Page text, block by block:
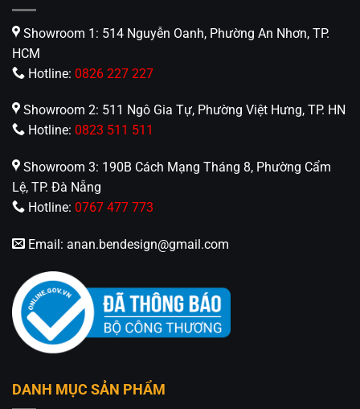
Showroom 1: 514 Nguyễn Oanh, Phường An Nhơn, TP.
HCM
Hotline: 0826 227 227
Showroom 2: 511 Ngô Gia Tự, Phường Việt Hưng, TP. HN
Hotline: 0823 511 511
Showroom 3: 190B Cách Mạng Tháng 8, Phường Cẩm
Lệ, TP. Đà Nẵng
Hotline: 0767 477 773
Email: anan.bendesign@gmail.com
DANH MỤC SẢN PHẨM